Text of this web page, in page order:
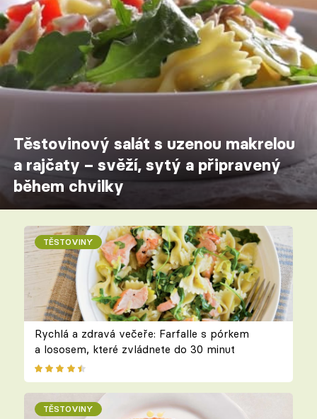
Těstovinový salát s uzenou makrelou
a rajčaty – svěží, sytý a připravený
během chvilky
TĚSTOVINY
Rychlá a zdravá večeře: Farfalle s pórkem
a lososem, které zvládnete do 30 minut
TĚSTOVINY